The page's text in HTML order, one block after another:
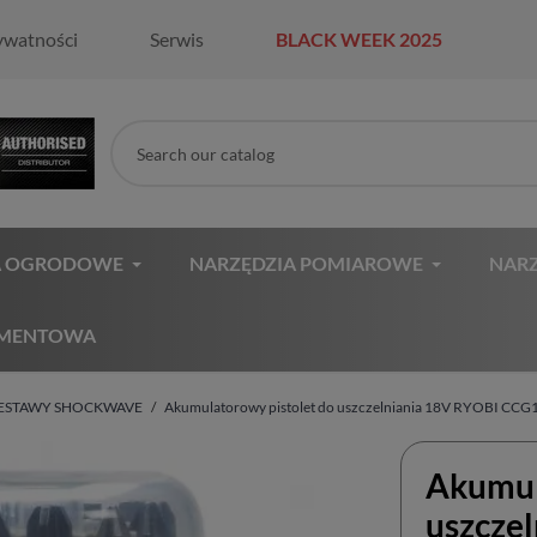
Serwis BLACK WEEK 2025
OGRODOWE NARZĘDZIA POMIAROWE
SHOCKWAVE Akumulatorowy pistolet do uszczelniania 18V RYOBI